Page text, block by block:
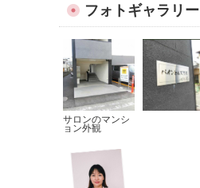
フォトギャラリー
サロンのマンシ
ョン外観